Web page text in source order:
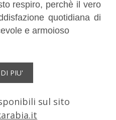
respiro, perchè il vero
quotidiana di
e armoioso
sul sito